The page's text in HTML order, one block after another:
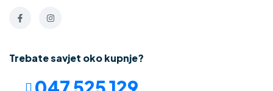
Trebate savjet oko kupnje?